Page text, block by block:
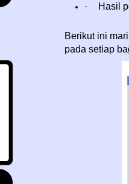
·
Hasil
Berikut ini
pada setiap